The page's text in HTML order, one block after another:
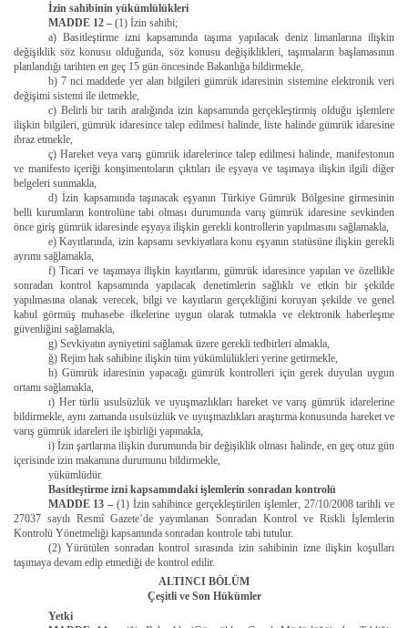
İzin sahibinin yükümlülükleri
MADDE 12 –(1) İzin sahibi;
a) Basitleştirme izni kapsamında taşıma yapılacak deniz limanlarına ilişkin
değişiklik söz konusu olduğunda, söz konusu değişiklikleri, taşımaların başlamasının
planlandığı tarihten en geç 15 gün öncesinde Bakanlığa bildirmekle,
b) 7 nci maddede yer alan bilgileri gümrük idaresinin sistemine elektronik veri
değişimi sistemi ile iletmekle,
c) Belirli bir tarih aralığında izin kapsamında gerçekleştirmiş olduğu işlemlere
ilişkin bilgileri, gümrük idaresince talep edilmesi halinde, liste halinde gümrük idaresine
ibraz etmekle,
ç) Hareket veya varış gümrük idarelerince talep edilmesi halinde, manifestonun
ve manifesto içeriği konşimentoların çıktıları ile eşyaya ve taşımaya ilişkin ilgili diğer
belgeleri sunmakla,
d) İzin kapsamında taşınacak eşyanın Türkiye Gümrük Bölgesine girmesinin
belli kurumların kontrolüne tabi olması durumunda varış gümrük idaresine sevkinden
önce giriş gümrük idaresinde eşyaya ilişkin gerekli kontrollerin yapılmasını sağlamakla,
e) Kayıtlarında, izin kapsamı sevkiyatlara konu eşyanın statüsüne ilişkin gerekli
ayrımı sağlamakla,
f) Ticari ve taşımaya ilişkin kayıtlarını, gümrük idaresince yapılan ve özellikle
sonradan kontrol kapsamında yapılacak denetimlerin sağlıklı ve etkin bir şekilde
yapılmasına olanak verecek, bilgi ve kayıtların gerçekliğini koruyan şekilde ve genel
kabul görmüş muhasebe ilkelerine uygun olarak tutmakla ve elektronik haberleşme
güvenliğini sağlamakla,
g) Sevkiyatın ayniyetini sağlamak üzere gerekli tedbirleri almakla,
ğ) Rejim hak sahibine ilişkin tüm yükümlülükleri yerine getirmekle,
h) Gümrük idaresinin yapacağı gümrük kontrolleri için gerek duyulan uygun
ortamı sağlamakla,
ı) Her türlü usulsüzlük ve uyuşmazlıkları hareket ve varış gümrük idarelerine
bildirmekle, aynı zamanda usulsüzlük ve uyuşmazlıkları araştırma konusunda hareket ve
varış gümrük idareleri ile işbirliği yapmakla,
i) İzin şartlarına ilişkin durumunda bir değişiklik olması halinde, en geç otuz gün
içerisinde izin makamına durumunu bildirmekle,
yükümlüdür.
Basitleştirme izni kapsamındaki işlemlerin sonradan kontrolü
MADDE 13 – (1) İzin sahibince gerçekleştirilen işlemler, 27/10/2008 tarihli ve
27037 sayılı Resmî Gazete’de yayımlanan Sonradan Kontrol ve Riskli İşlemlerin
Kontrolü Yönetmeliği kapsamında sonradan kontrole tabi tutulur.
(2) Yürütülen sonradan kontrol sırasında izin sahibinin izne ilişkin koşulları
taşımaya devam edip etmediği de kontrol edilir.
ALTINCI BÖLÜM
Çeşitli ve Son Hükümler
Yetki